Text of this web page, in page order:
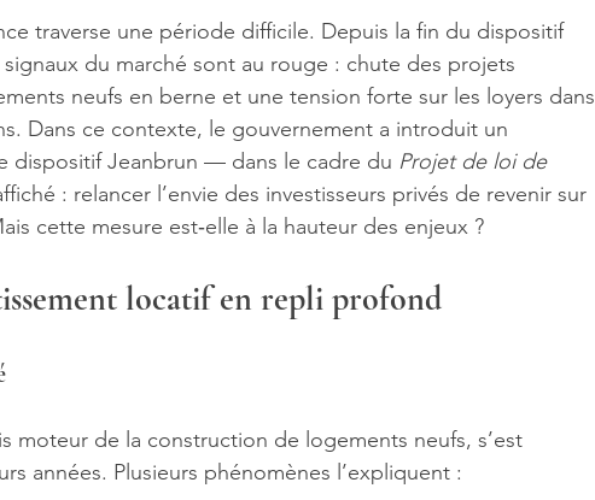
traverse une période difficile. Depuis la fin du dispositif
signaux du marché sont au rouge : chute des projets
neufs en berne et une tension forte sur les loyers dans
Dans ce contexte, le gouvernement a introduit un
dispositif Jeanbrun — dans le cadre du Projet de loi de
: relancer l’envie des investisseurs privés de revenir sur
cette mesure est‑elle à la hauteur des enjeux ?
locatif en repli profond
moteur de la construction de logements neufs, s’est
années. Plusieurs phénomènes l’expliquent :